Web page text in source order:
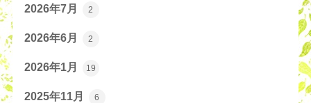
2026年7月 2
2026年6月 2
2026年1月 19
2025年11月 6